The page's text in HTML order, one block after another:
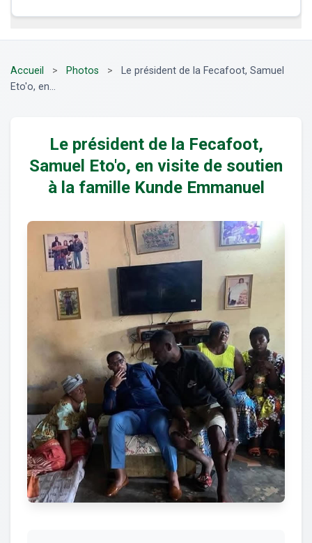
Accueil > Photos >
Le président de la Fecafoot, Samuel
Eto'o, en...
Le président de la Fecafoot,
Samuel Eto'o, en visite de soutien
à la famille Kunde Emmanuel